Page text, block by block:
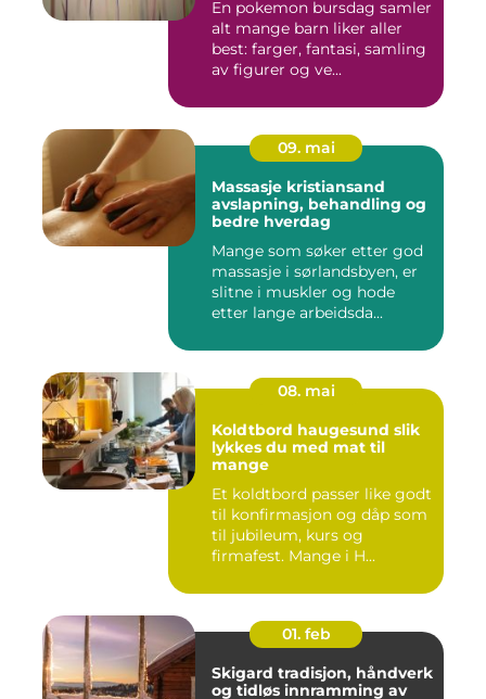
En pokemon bursdag samler
alt mange barn liker aller
best: farger, fantasi, samling
av figurer og ve...
09. mai
Massasje kristiansand
avslapning, behandling og
bedre hverdag
Mange som søker etter god
massasje i sørlandsbyen, er
slitne i muskler og hode
etter lange arbeidsda...
08. mai
Koldtbord haugesund slik
lykkes du med mat til
mange
Et koldtbord passer like godt
til konfirmasjon og dåp som
til jubileum, kurs og
firmafest. Mange i H...
01. feb
Skigard tradisjon, håndverk
og tidløs innramming av